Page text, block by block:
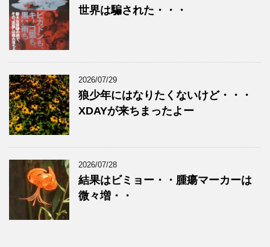
世界は騙された・・・
2026/07/29
狼少年にはなりたくないけど・・・
XDAYが来ちまったよー
2026/07/28
結果はビミョー・・腫瘍マーカーは
微々増・・